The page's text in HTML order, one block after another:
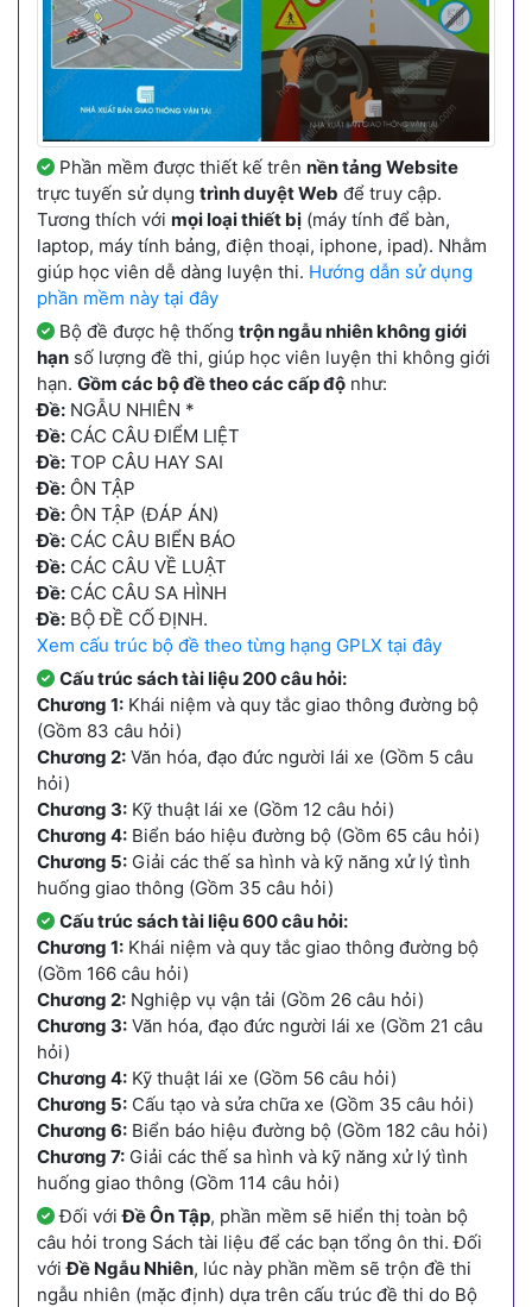
Phần mềm được thiết kế trên nền tảng Website
trực tuyến sử dụng trình duyệt Web để truy cập.
Tương thích với mọi loại thiết bị (máy tính để bàn,
laptop, máy tính bảng, điện thoại, iphone, ipad). Nhằm
giúp học viên dễ dàng luyện thi. Hướng dẫn sử dụng
phần mềm này tại đây
Bộ đề được hệ thống trộn ngẫu nhiên không giới
hạn số lượng đề thi, giúp học viên luyện thi không giới
hạn. Gồm các bộ đề theo các cấp độ như:
Đề: NGẪU NHIÊN *
Đề: CÁC CÂU ĐIỂM LIỆT
Đề: TOP CÂU HAY SAI
Đề: ÔN TẬP
Đề: ÔN TẬP (ĐÁP ÁN)
Đề: CÁC CÂU BIỂN BÁO
Đề: CÁC CÂU VỀ LUẬT
Đề: CÁC CÂU SA HÌNH
Đề: BỘ ĐỀ CỐ ĐỊNH.
Xem cấu trúc bộ đề theo từng hạng GPLX tại đây
Cấu trúc sách tài liệu 200 câu hỏi:
Chương 1: Khái niệm và quy tắc giao thông đường bộ
(Gồm 83 câu hỏi)
Chương 2: Văn hóa, đạo đức người lái xe (Gồm 5 câu
hỏi)
Chương 3: Kỹ thuật lái xe (Gồm 12 câu hỏi)
Chương 4: Biển báo hiệu đường bộ (Gồm 65 câu hỏi)
Chương 5: Giải các thế sa hình và kỹ năng xử lý tình
huống giao thông (Gồm 35 câu hỏi)
Cấu trúc sách tài liệu 600 câu hỏi:
Chương 1: Khái niệm và quy tắc giao thông đường bộ
(Gồm 166 câu hỏi)
Chương 2: Nghiệp vụ vận tải (Gồm 26 câu hỏi)
Chương 3: Văn hóa, đạo đức người lái xe (Gồm 21 câu
hỏi)
Chương 4: Kỹ thuật lái xe (Gồm 56 câu hỏi)
Chương 5: Cấu tạo và sửa chữa xe (Gồm 35 câu hỏi)
Chương 6: Biển báo hiệu đường bộ (Gồm 182 câu hỏi)
Chương 7: Giải các thế sa hình và kỹ năng xử lý tình
huống giao thông (Gồm 114 câu hỏi)
Đối vớiĐề Ôn Tập, phần mềm sẽ hiển thị toàn bộ
câu hỏi trong Sách tài liệu để các bạn tổng ôn thi. Đối
vớiĐề Ngẫu Nhiên, lúc này phần mềm sẽ trộn đề thi
ngẫu nhiên (mặc định) dựa trên cấu trúc đề thi do Bộ